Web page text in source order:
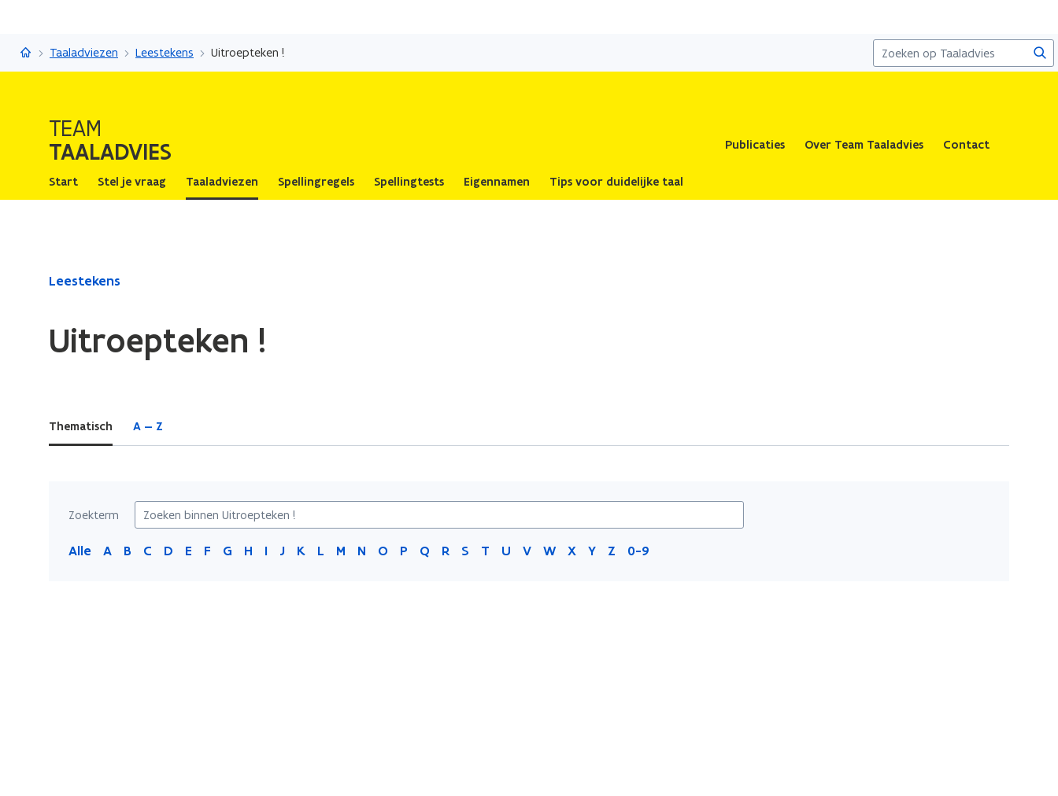
naar
TaaladviesTaaladviezen Leestekens Uitroepteken !
TEAM
TAALADVIES Publicaties Over Team Taaladvies Contact
Start Stel je vraag Taaladviezen Spellingregels Spellingtests Eigennamen Tips voor duidelijke taal
Gedaan
Uitroepteken
Leestekens
Uitroepteken !
Thematisch A — Z
Zoekterm
Alle A B C D E F G H I J K L M N O P Q R S T U V W X Y Z 0-9